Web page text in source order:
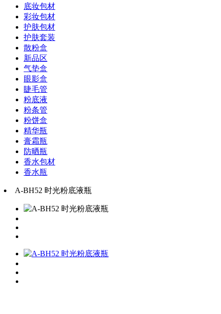
底妆包材
彩妆包材
护肤包材
护肤套装
散粉盒
新品区
气垫盒
眼影盒
睫毛管
粉底液
粉条管
粉饼盒
精华瓶
膏霜瓶
防晒瓶
香水包材
香水瓶
A-BH52 时光粉底液瓶